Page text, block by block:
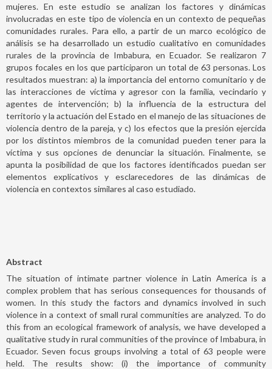
mujeres. En este estudio se analizan los factores y dinámicas
involucradas en este tipo de violencia en un contexto de pequeñas
comunidades rurales. Para ello, a partir de un marco ecológico de
análisis se ha desarrollado un estudio cualitativo en comunidades
rurales de la provincia de Imbabura, en Ecuador. Se realizaron 7
grupos focales en los que participaron un total de 63 personas. Los
resultados muestran: a) la importancia del entorno comunitario y de
las interacciones de víctima y agresor con la familia, vecindario y
agentes de intervención; b) la influencia de la estructura del
territorio y la actuación del Estado en el manejo de las situaciones de
violencia dentro de la pareja, y c) los efectos que la presión ejercida
por los distintos miembros de la comunidad pueden tener para la
víctima y sus opciones de denunciar la situación. Finalmente, se
apunta la posibilidad de que los factores identificados puedan ser
elementos explicativos y esclarecedores de las dinámicas de
violencia en contextos similares al caso estudiado.
Abstract
The situation of intimate partner violence in Latin America is a
complex problem that has serious consequences for thousands of
women. In this study the factors and dynamics involved in such
violence in a context of small rural communities are analyzed. To do
this from an ecological framework of analysis, we have developed a
qualitative study in rural communities of the province of Imbabura, in
Ecuador. Seven focus groups involving a total of 63 people were
held. The results show: (i) the importance of community